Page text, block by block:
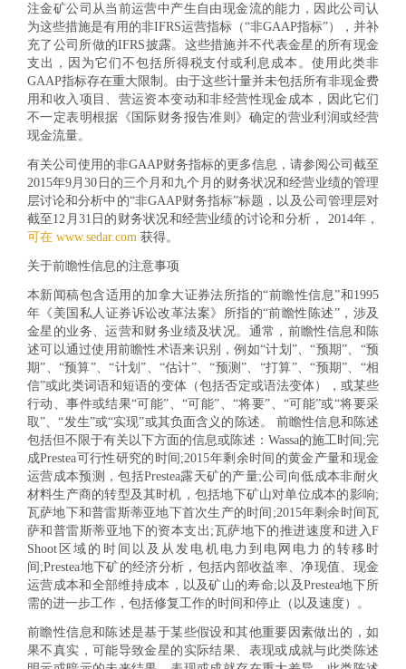
注金矿公司从当前运营中产生自由现金流的能力，因此公司认
为这些措施是有用的非IFRS运营指标（“非GAAP指标”），并补
充了公司所做的IFRS披露。这些措施并不代表金星的所有现金
支出，因为它们不包括所得税支付或利息成本。使用此类非
GAAP指标存在重大限制。由于这些计量并未包括所有非现金费
用和收入项目、营运资本变动和非经营性现金成本，因此它们
不一定表明根据《国际财务报告准则》确定的营业利润或经营
现金流量。
有关公司使用的非GAAP财务指标的更多信息，请参阅公司截至
2015年9月30日的三个月和九个月的财务状况和经营业绩的管理
层讨论和分析中的“非GAAP财务指标”标题，以及公司管理层对
截至12月31日的财务状况和经营业绩的讨论和分析， 2014年，
可在 www.sedar.com 获得。
关于前瞻性信息的注意事项
本新闻稿包含适用的加拿大证券法所指的“前瞻性信息”和1995
年《美国私人证券诉讼改革法案》所指的“前瞻性陈述”，涉及
金星的业务、运营和财务业绩及状况。通常，前瞻性信息和陈
述可以通过使用前瞻性术语来识别，例如“计划”、“预期”、“预
期”、“预算”、“计划”、“估计”、“预测”、“打算”、“预期”、“相
信”或此类词语和短语的变体（包括否定或语法变体），或某些
行动、事件或结果“可能”、“可能”、“将要”、“可能”或“将要采
取”、“发生”或“实现”或其负面含义的陈述。 前瞻性信息和陈述
包括但不限于有关以下方面的信息或陈述：Wassa的施工时间;完
成Prestea可行性研究的时间;2015年剩余时间的黄金产量和现金
运营成本预测，包括Prestea露天矿的产量;公司向低成本非耐火
材料生产商的转型及其时机，包括地下矿山对单位成本的影响;
瓦萨地下和普雷斯蒂亚地下首次生产的时间;2015年剩余时间瓦
萨和普雷斯蒂亚地下的资本支出;瓦萨地下的推进速度和进入F
Shoot区域的时间以及从发电机电力到电网电力的转移时
间;Prestea地下矿的经济分析，包括内部收益率、净现值、现金
运营成本和全部维持成本，以及矿山的寿命;以及Prestea地下所
需的进一步工作，包括修复工作的时间和停止（以及速度）。
前瞻性信息和陈述是基于某些假设和其他重要因素做出的，如
果不真实，可能导致金星的实际结果、表现或成就与此类陈述